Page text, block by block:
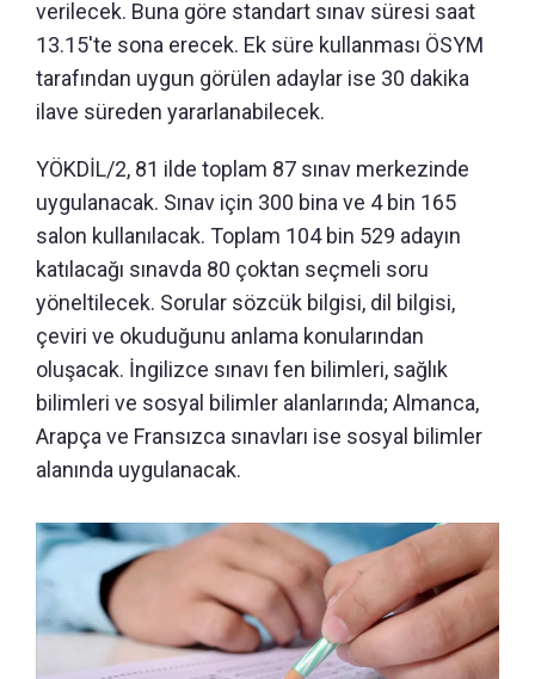
verilecek. Buna göre standart sınav süresi saat
13.15'te sona erecek. Ek süre kullanması ÖSYM
tarafından uygun görülen adaylar ise 30 dakika
ilave süreden yararlanabilecek.
YÖKDİL/2, 81 ilde toplam 87 sınav merkezinde
uygulanacak. Sınav için 300 bina ve 4 bin 165
salon kullanılacak. Toplam 104 bin 529 adayın
katılacağı sınavda 80 çoktan seçmeli soru
yöneltilecek. Sorular sözcük bilgisi, dil bilgisi,
çeviri ve okuduğunu anlama konularından
oluşacak. İngilizce sınavı fen bilimleri, sağlık
bilimleri ve sosyal bilimler alanlarında; Almanca,
Arapça ve Fransızca sınavları ise sosyal bilimler
alanında uygulanacak.